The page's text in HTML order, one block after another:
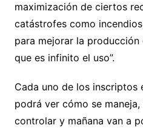
maximización de ciertos
catástrofes como
para mejorar la
que es infinito el uso”.
Cada uno de los inscriptos
podrá ver cómo se
controlar y mañana van a